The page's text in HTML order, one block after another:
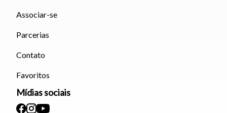
Associar-se
Parcerias
Contato
Favoritos
Mídias sociais